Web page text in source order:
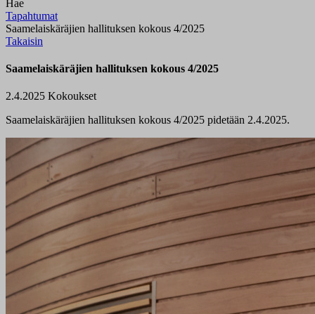
Hae
Tapahtumat
Saamelaiskäräjien hallituksen kokous 4/2025
Takaisin
Saamelaiskäräjien hallituksen kokous 4/2025
2.4.2025 Kokoukset
Saamelaiskäräjien hallituksen kokous 4/2025 pidetään 2.4.2025.